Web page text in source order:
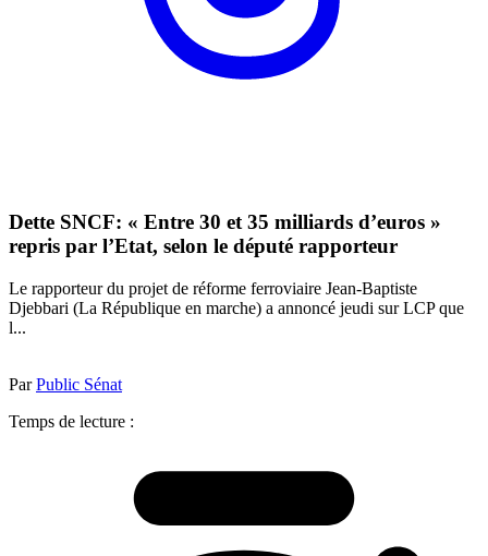
Dette SNCF: « Entre 30 et 35 milliards d’euros »
repris par l’Etat, selon le député rapporteur
Le rapporteur du projet de réforme ferroviaire Jean-Baptiste
Djebbari (La République en marche) a annoncé jeudi sur LCP que
l...
ParPublic Sénat
Temps de lecture :